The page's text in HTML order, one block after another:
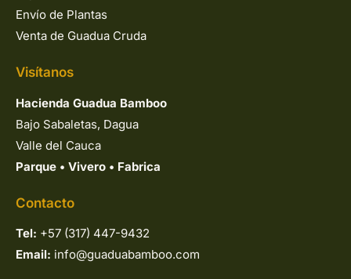
Envío de Plantas
Venta de Guadua Cruda
Visítanos
Hacienda Guadua Bamboo
Bajo Sabaletas, Dagua
Valle del Cauca
Parque • Vivero • Fabrica
Contacto
Tel: +57 (317) 447-9432
Email: info@guaduabamboo.com